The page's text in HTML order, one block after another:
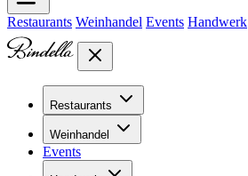
Restaurants Weinhandel Events Handwerk
Restaurants
Übersicht Restaurants
Bankette & Events
Dolcezze
Weinhandel
Übersicht
Events